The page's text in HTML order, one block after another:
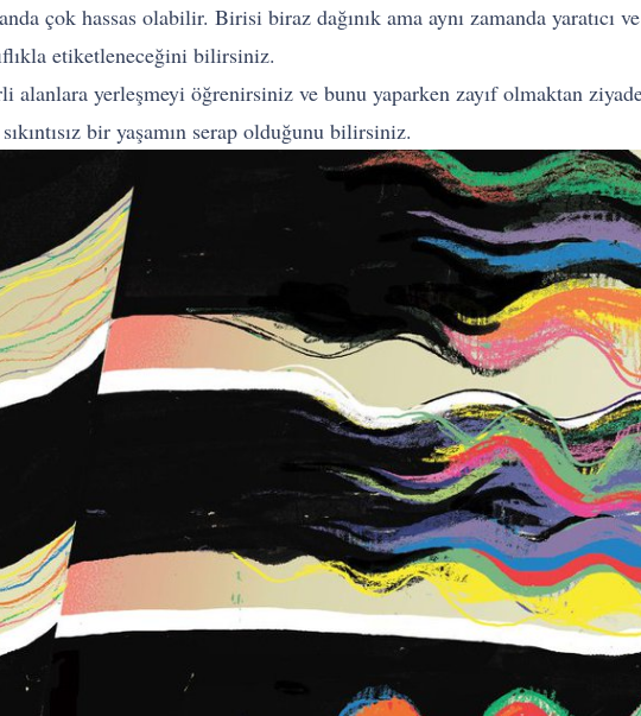
çok hassas olabilir. Birisi biraz dağınık ama aynı zamanda yaratıcı
etiketleneceğini bilirsiniz.
yerleşmeyi öğrenirsiniz ve bunu yaparken zayıf olmaktan
bir yaşamın serap olduğunu bilirsiniz.